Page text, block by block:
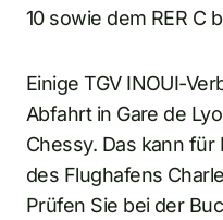
10 sowie dem RER C
Einige TGV INOUI-
Abfahrt in Gare de
Chessy. Das kann für
des Flughafens
Prüfen Sie bei der